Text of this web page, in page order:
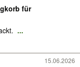
für
...
15.06.2026